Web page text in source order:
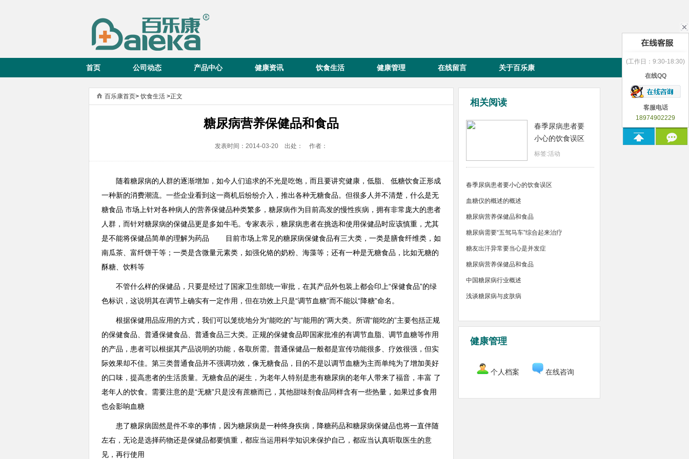
首页 公司动态 产品中心 健康资讯 饮食生活 健康管理 在线留言 关于百乐康
百乐康首页> 饮食生活 >正文
糖尿病营养保健品和食品
发表时间：2014-03-20 出处： 作者：
随着糖尿病的人群的逐渐增加，如今人们追求的不光是吃饱，而且要讲究健康，低脂、 低糖饮食正形成
一种新的消费潮流。一些企业看到这一商机后纷纷介入，推出各种无糖食品。但很多人并不清楚，什么是无
糖食品 市场上针对各种病人的营养保健品种类繁多，糖尿病作为目前高发的慢性疾病，拥有非常庞大的患者
人群，而针对糖尿病的保健品更是多如牛毛。专家表示，糖尿病患者在挑选和使用保健品时应该慎重，尤其
是不能将保健品简单的理解为药品 目前市场上常见的糖尿病保健食品有三大类，一类是膳食纤维类，如
南瓜茶、富纤饼干等；一类是含微量元素类，如强化铬的奶粉、海藻等；还有一种是无糖食品，比如无糖的
酥糖、饮料等
不管什么样的保健品，只要是经过了国家卫生部统一审批，在其产品外包装上都会印上“保健食品”的绿
色标识，这说明其在调节上确实有一定作用，但在功效上只是“调节血糖”而不能以“降糖”命名。
根据保健用品应用的方式，我们可以笼统地分为“能吃的”与“能用的”两大类。所谓“能吃的”主要包括正规
的保健食品、普通保健食品、普通食品三大类。正规的保健食品即国家批准的有调节血脂、调节血糖等作用
的产品，患者可以根据其产品说明的功能，各取所需。普通保健品一般都是宣传功能很多、疗效很强，但实
际效果却不佳。第三类普通食品并不强调功效，像无糖食品，目的不是以调节血糖为主而单纯为了增加美好
的口味，提高患者的生活质量。无糖食品的诞生，为老年人特别是患有糖尿病的老年人带来了福音，丰富 了
老年人的饮食。需要注意的是“无糖”只是没有蔗糖而已，其他甜味剂食品同样含有一些热量，如果过多食用
也会影响血糖
患了糖尿病固然是件不幸的事情，因为糖尿病是一种终身疾病，降糖药品和糖尿病保健品也将一直伴随
左右，无论是选择药物还是保健品都要慎重，都应当运用科学知识来保护自己，都应当认真听取医生的意
见，再行使用
相关阅读
春季尿病患者要
小心的饮食误区
标签:活动
春季尿病患者要小心的饮食误区
血糖仪的概述的概述
糖尿病营养保健品和食品
糖尿病需要“五驾马车”综合起来治疗
糖友出汗异常要当心是并发症
糖尿病营养保健品和食品
中国糖尿病行业概述
浅谈糖尿病与皮肤病
健康管理
个人档案 在线咨询
(工作日：9:30-18:30)
在线QQ
客服电话
18974902229